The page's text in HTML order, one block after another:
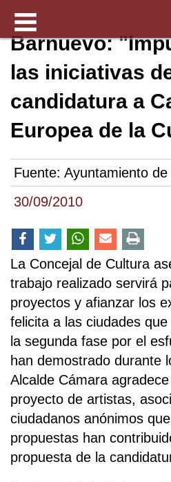
30/09/2010
Barnuevo:
las iniciativas
candidatura a
Europea de la
Fuente: Ayuntamiento
La Concejal de Cultura
trabajo realizado servirá
proyectos y afianzar los
felicita a las ciudades
la segunda fase por el
han demostrado durante
Alcalde Cámara
proyecto de artistas,
ciudadanos anónimos
propuestas han
propuesta de la